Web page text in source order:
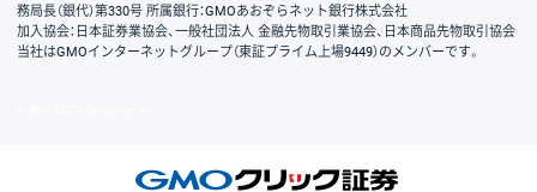
務局長（銀代）第330号 所属銀行：GMOあおぞらネット銀行株式会社
加入協会：日本証券業協会、一般社団法人 金融先物取引業協会、日本商品先物取引協会
当社はGMOインターネットグループ（東証プライム上場9449）のメンバーです。